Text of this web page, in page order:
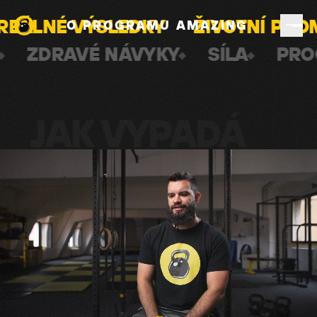
O PROGRAMU AMAZING
PROMĚNA
RESTART HLAVY
REÁLNÉ VÝSLEDKY
JAK VYPADÁ